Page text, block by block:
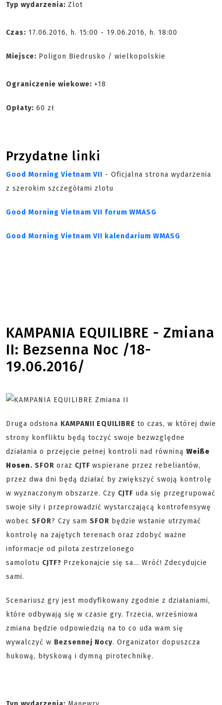
Typ wydarzenia: Zlot
Czas: 17.06.2016, h. 15:00 - 19.06.2016, h. 18:00
Miejsce: Poligon Biedrusko / wielkopolskie
Ograniczenie wiekowe: +18
Opłaty: 60 zł
Przydatne linki
Good Morning Vietnam VII - Oficjalna strona wydarzenia
z szerokim szczegółami zlotu
Good Morning Vietnam VII forum WMASG
Good Morning Vietnam VII kalendarium WMASG
KAMPANIA EQUILIBRE - Zmiana
II: Bezsenna Noc /18-
19.06.2016/
Druga odsłona KAMPANII EQUILIBRE to czas, w której dwie
strony konfliktu będą toczyć swoje bezwzględne
działania o przejęcie pełnej kontroli nad równiną Weiße
Hosen. SFOR oraz CJTF wspierane przez rebeliantów,
przez dwa dni będą działać by zwiększyć swoją kontrolę
w wyznaczonym obszarze. Czy CJTF uda się przegrupować
swoje siły i przeprowadzić wystarczającą kontrofensywę
wobec SFOR? Czy sam SFOR będzie wstanie utrzymać
kontrolę na zajętych terenach oraz zdobyć ważne
informacje od pilota zestrzelonego
samolotu CJTF? Przekonajcie się sa... Wróć! Zdecydujcie
sami.
Scenariusz gry jest modyfikowany zgodnie z działaniami,
które odbywają się w czasie gry. Trzecia, wrześniowa
zmiana będzie odpowiedzią na to co uda wam się
wywalczyć w Bezsennej Nocy. Organizator dopuszcza
hukową, błyskową i dymną pirotechnikę.